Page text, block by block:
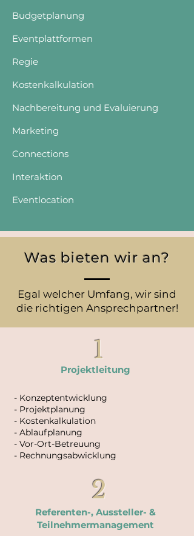
Budgetplanung
Eventplattformen
Regie
Kostenkalkulation
Nachbereitung und Evaluierung
Marketing
Connections
Interaktion
Eventlocation
Was bieten wir an?
Egal welcher Umfang, wir sind
die richtigen Ansprechpartner!
1
Projektleitung
- Konzeptentwicklung
- Projektplanung
- Kostenkalkulation
- Ablaufplanung
- Vor-Ort-Betreuung
- Rechnungsabwicklung
2
Referenten-, Aussteller- &
Teilnehmermanagement